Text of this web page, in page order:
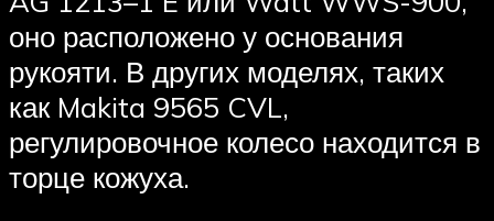
оно расположено у основания
рукояти. В других моделях, таких
как Makita 9565 CVL,
регулировочное колесо находится в
торце кожуха.